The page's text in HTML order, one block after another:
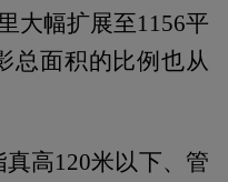
大幅扩展至1156平
总面积的比例也从
高120米以下、管